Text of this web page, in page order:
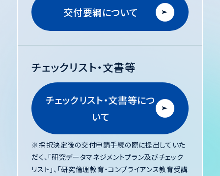
12:00
対象者：各機関等の研究推進・研究支援に係る
※開催時間の3時間前まで申し込み可能
※当日の説明内容につきましては、後日、アーカイブ配信
を予定しております。
2026.05.22
【研究者等向け公募説明会】6月5日（金）16:30
～18:00
交付要綱について
チェックリスト・文書等
チェックリスト・文書等につ
いて
※採択決定後の交付申請手続の際に提出していた
だく、「研究データマネジメントプラン及びチェック
リスト」、「研究倫理教育・コンプライアンス教育受講